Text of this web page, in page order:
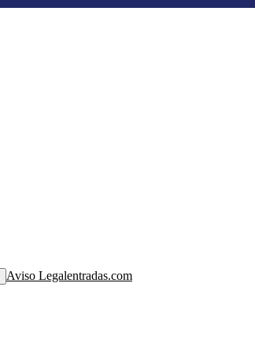
Aviso Legalentradas.com